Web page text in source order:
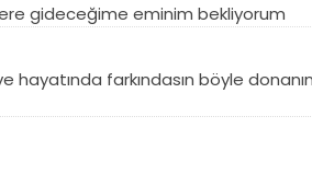
gideceğime eminim bekliyorum
hayatında farkındasın böyle